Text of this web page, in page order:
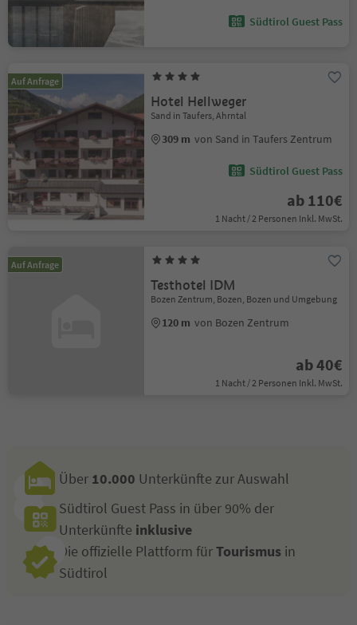
Südtirol Guest Pass
Auf Anfrage
Hotel Hellweger
Sand in Taufers, Ahrntal
309 m von Sand in Taufers Zentrum
Südtirol Guest Pass
ab 110€
1 Nacht / 2 Personen Inkl. MwSt.
Auf Anfrage
Testhotel IDM
Bozen Zentrum, Bozen, Bozen und Umgebung
120 m von Bozen Zentrum
ab 40€
1 Nacht / 2 Personen Inkl. MwSt.
Über 10.000 Unterkünfte zur Auswahl
Südtirol Guest Pass in über 90% der
Unterkünfte inklusive
Die offizielle Plattform fürTourismus in
Südtirol